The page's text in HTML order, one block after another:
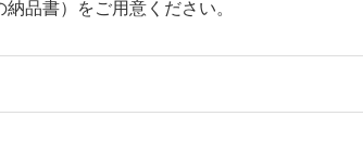
品書）をご用意ください。